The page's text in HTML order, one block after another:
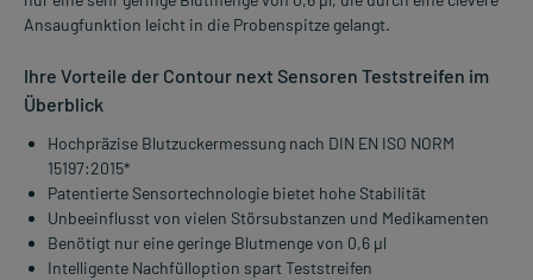
Ansaugfunktion leicht in die Probenspitze gelangt.
Ihre Vorteile der Contour next Sensoren Teststreifen im
Überblick
Hochpräzise Blutzuckermessung nach DIN EN ISO NORM
15197:2015*
Patentierte Sensortechnologie bietet hohe Stabilität
Unbeeinflusst von vielen Störsubstanzen und Medikamenten
Benötigt nur eine geringe Blutmenge von 0,6 µl
Intelligente Nachfülloption spart Teststreifen